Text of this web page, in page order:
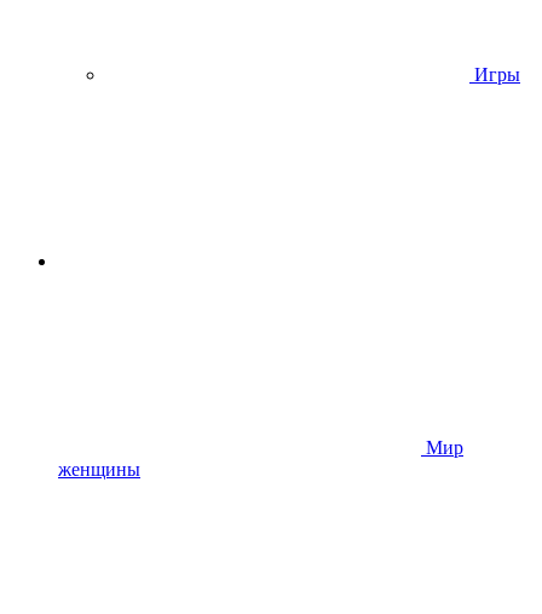
Игры
Мир
женщины